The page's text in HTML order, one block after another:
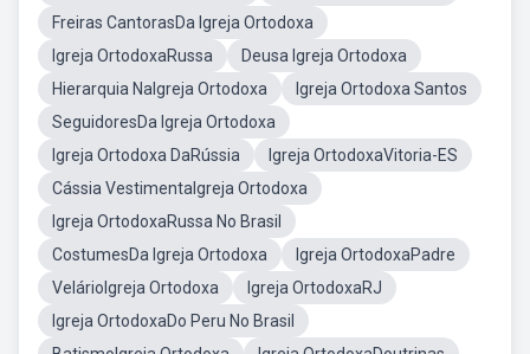
Freiras CantorasDa Igreja Ortodoxa
Igreja OrtodoxaRussa
Deusa Igreja Ortodoxa
Hierarquia NaIgreja Ortodoxa
Igreja Ortodoxa Santos
SeguidoresDa Igreja Ortodoxa
Igreja Ortodoxa DaRússia
Igreja OrtodoxaVitoria-ES
Cássia VestimentaIgreja Ortodoxa
Igreja OrtodoxaRussa No Brasil
CostumesDa Igreja Ortodoxa
Igreja OrtodoxaPadre
VelárioIgreja Ortodoxa
Igreja OrtodoxaRJ
Igreja OrtodoxaDo Peru No Brasil